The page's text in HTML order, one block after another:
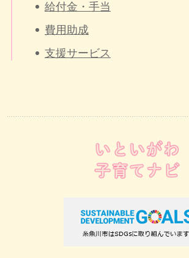
給付金・手当
費用助成
支援サービス